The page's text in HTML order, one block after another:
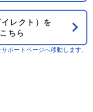
レクト）を
ちら
ポートページへ移動します。